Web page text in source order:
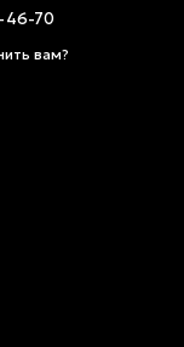
46-70
вам?